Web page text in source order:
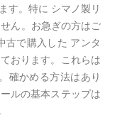
す。特に シマノ製リ
ん。お急ぎの方はご
古で購入した アンタ
おります。これらは
確かめる方法はあり
ルの基本ステップは